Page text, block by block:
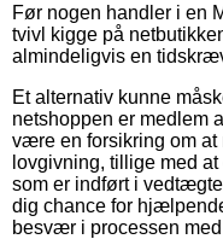
Før nogen handler i en
tvivl kigge på
almindeligvis en
Et alternativ kunne
netshoppen er medlem
være en forsikring om at
lovgivning, tillige med
som er indført i
dig chance for
besvær i processen